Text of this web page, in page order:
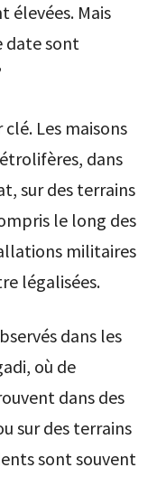
élevées. Mais
date sont
Les maisons
dans
sur des terrains
le long des
militaires
légalisées.
dans les
où de
dans des
sur des terrains
sont souvent